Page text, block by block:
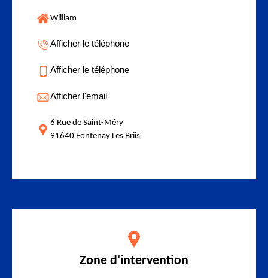
William
Afficher le téléphone
Afficher le téléphone
Afficher l'email
6 Rue de Saint-Méry
91640 Fontenay Les Briis
Zone d'intervention